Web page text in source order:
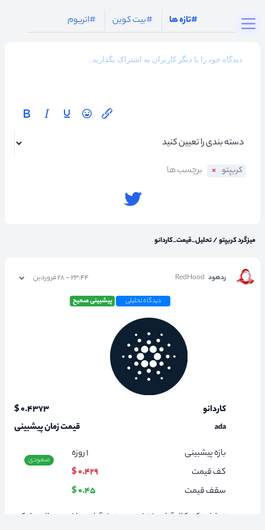
#تازه ها #بیت کوین #اتریوم
کریپتو
میزگرد کریپتو/تحلیل_قیمت_کاردانو
ردهود RedHood ۲۳:۴۴ - ۲۸ فروردین
دیدگاه تحلیلی پیشبینی صحیح
کاردانو
ada
۰.۴۳۷۳ $
قیمت زمان پیشبینی
بازه پیشبینی
کف قیمت
سقف قیمت
۱روزه
۰.۴۲۹ $
۰.۴۵ $
صعودی
تحلیل تکنیکال آدا در ۲۹ فروردین ۱۴۰۱ آدا در حاضر در حال پولبک